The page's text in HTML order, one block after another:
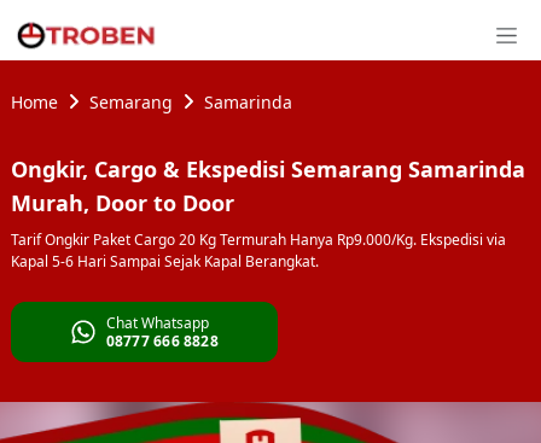
Home Semarang Samarinda
Ongkir, Cargo & Ekspedisi Semarang Samarinda
Murah, Door to Door
Tarif Ongkir Paket Cargo 20 Kg Termurah Hanya Rp9.000/Kg. Ekspedisi via
Kapal 5-6 Hari Sampai Sejak Kapal Berangkat.
Chat Whatsapp
08777 666 8828